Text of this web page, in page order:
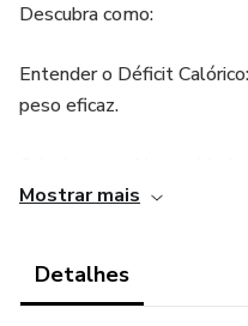
Descubra como:
Entender o Déficit
peso eficaz.
Usando ferramentas online.
Para estimativas precisas
Mostrar mais
Detalhes